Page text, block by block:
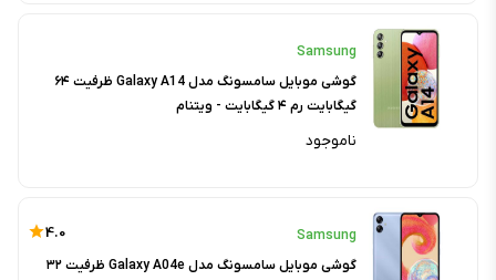
Samsung
گوشی موبایل سامسونگ مدل Galaxy A14 ظرفیت ۶۴
گیگابایت رم ۴ گیگابایت - ویتنام
ناموجود
Samsung
4.0
گوشی موبایل سامسونگ مدل Galaxy A04e ظرفیت ۳۲